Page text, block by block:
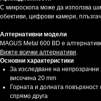
С микроскопа може да използва
обективи, цифрови камери,
Алтернативни модели
MAGUS Metal 600 BD е
Вижте всички алтернативи.
Основни характеристики
За изследване на
височина 20 mm
Горната и долната
спрямо друга